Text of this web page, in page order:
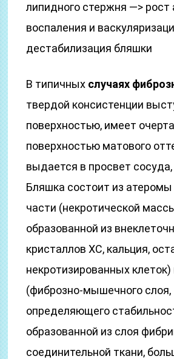
липидного стержня —> рост
воспаления и
дестабилизация бляшки
В типичных случаях
твердой консистенции
поверхностью, имеет
поверхностью матового
выдается в просвет
Бляшка состоит из
части (некротической
образованной из
кристаллов ХС, кальция,
некротизированных
(фиброзно-мышечного слоя,
определяющего
образованной из слоя
соединительной ткани,